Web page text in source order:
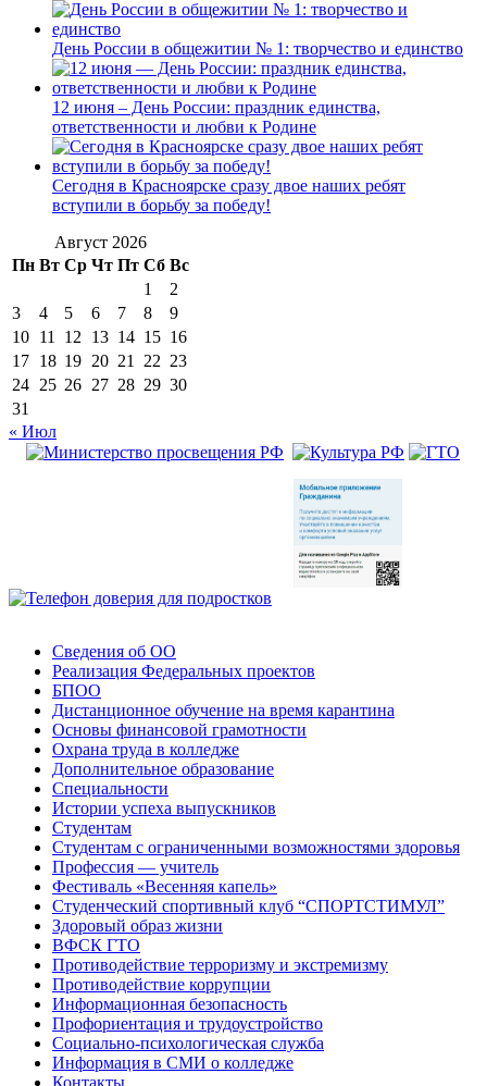
День России в общежитии № 1: творчество и единство
12 июня – День России: праздник единства,
ответственности и любви к Родине
Сегодня в Красноярске сразу двое наших ребят
вступили в борьбу за победу!
Август 2026
Пн Вт Ср Чт Пт Сб Вс
1
2
3
4 5 6 7 8
9
10 11 12 13 14 15 16
17 18 19 20 21 22 23
24 25 26 27 28 29 30
31
« Июл
Сведения об ОО
Реализация Федеральных проектов
БПОО
Дистанционное обучение на время карантина
Основы финансовой грамотности
Охрана труда в колледже
Дополнительное образование
Специальности
Истории успеха выпускников
Студентам
Студентам с ограниченными возможностями здоровья
Профессия — учитель
Фестиваль «Весенняя капель»
Студенческий спортивный клуб “СПОРТСТИМУЛ”
Здоровый образ жизни
ВФСК ГТО
Противодействие терроризму и экстремизму
Противодействие коррупции
Информационная безопасность
Профориентация и трудоустройство
Социально-психологическая служба
Информация в СМИ о колледже
Контакты